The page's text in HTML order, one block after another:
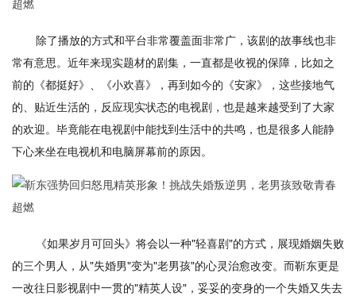
除了播放的方式和平台非常覆盖面非常广，该剧的故事线也非
常有意思。近年来现实题材的剧集，一直都是收视的保障，比如之
前的《都挺好》、《小欢喜》，再到如今的《安家》，这些接地气
的、贴近生活的，反应现实状态的电视剧，也是越来越受到了大家
的欢迎。毕竟能在电视剧中能找到生活中的共鸣，也是很多人能静
下心来坐在电视机和电脑屏幕前的原因。
《如果岁月可回头》将会以一种"轻喜剧"的方式，展现婚姻失败
的三个男人，从"失婚男"变为"老男孩"的心灵治愈改变。而靳东更是
一改往日影视剧中一贯的"精英人设"，妥妥的变身的一个失婚又失去